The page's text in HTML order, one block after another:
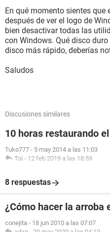
En qué momento sientes que
después de ver el logo de
bien desactivar todas las
con Windows. Qué disco
disco más rápido, deberías
Saludos
Discusiones similares
10 horas restaurando
Tuko777 - 5 may 2014 a las 11:03
Toi - 12 feb 2019 a las 18:59
8 respuestas
¿Cómo hacer la arroba
conejita - 18 jun 2010 a las 07:07